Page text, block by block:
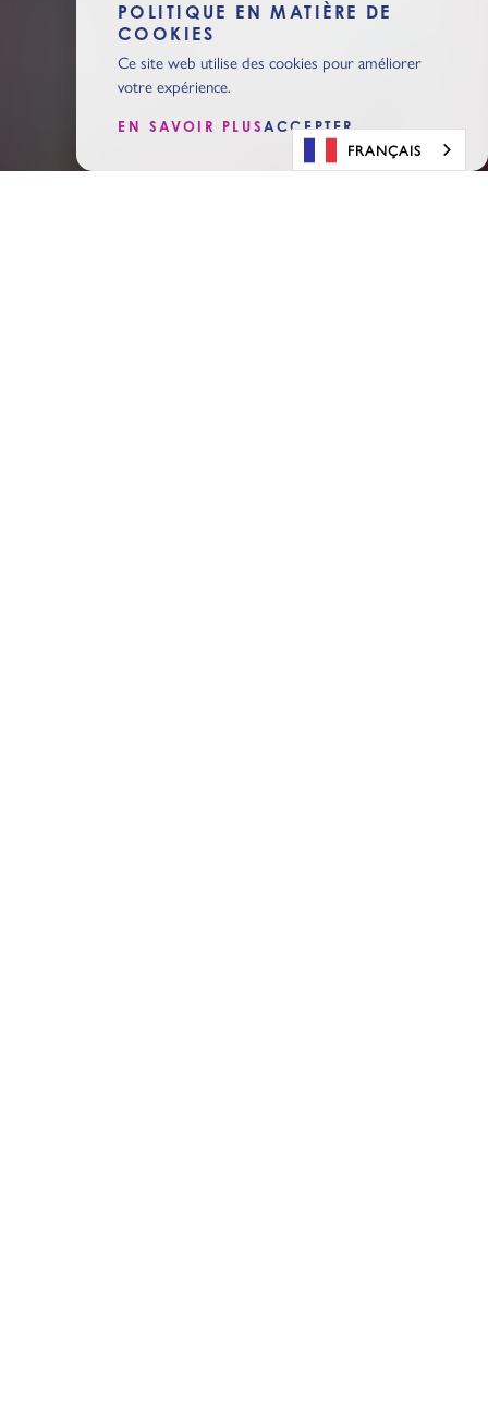
POLITIQUE EN MATIÈRE DE
COOKIES
Ce site web utilise des cookies pour améliorer
votre expérience.
EN SAVOIR PLUSACCEPTER
FRANÇAIS